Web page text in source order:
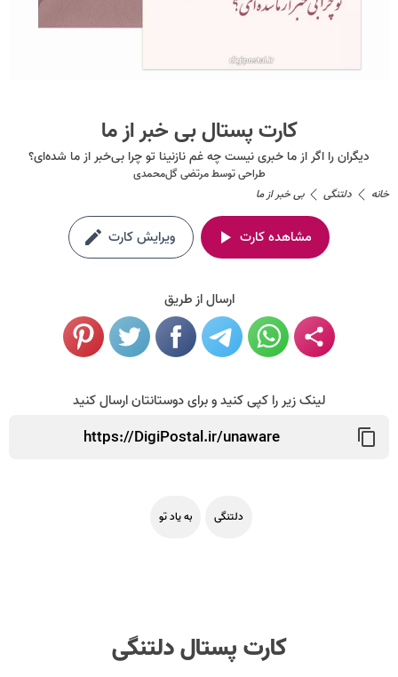
کارت پستال بی خبر از ما
دیگران را اگر از ما خبری نیست چه غم نازنینا تو چرا بی‌خبر از ما شده‌ای؟
طراحی توسطمرتضی گل‌محمدی
خانه
دلتنگی بی خبر از ما
مشاهده کارت ویرایش کارت
ارسال از طریق
لینک زیر را کپی کنید و برای دوستانتان ارسال کنید
دلتنگی به یاد تو
کارت پستال دلتنگی